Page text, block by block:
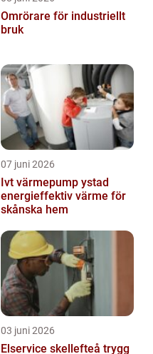
Omrörare för industriellt
bruk
07 juni 2026
Ivt värmepump ystad
energieffektiv värme för
skånska hem
03 juni 2026
Elservice skellefteå trygg